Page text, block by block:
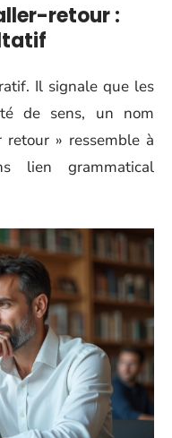
retour :
Il signale que les
de sens, un nom
» ressemble à
lien grammatical